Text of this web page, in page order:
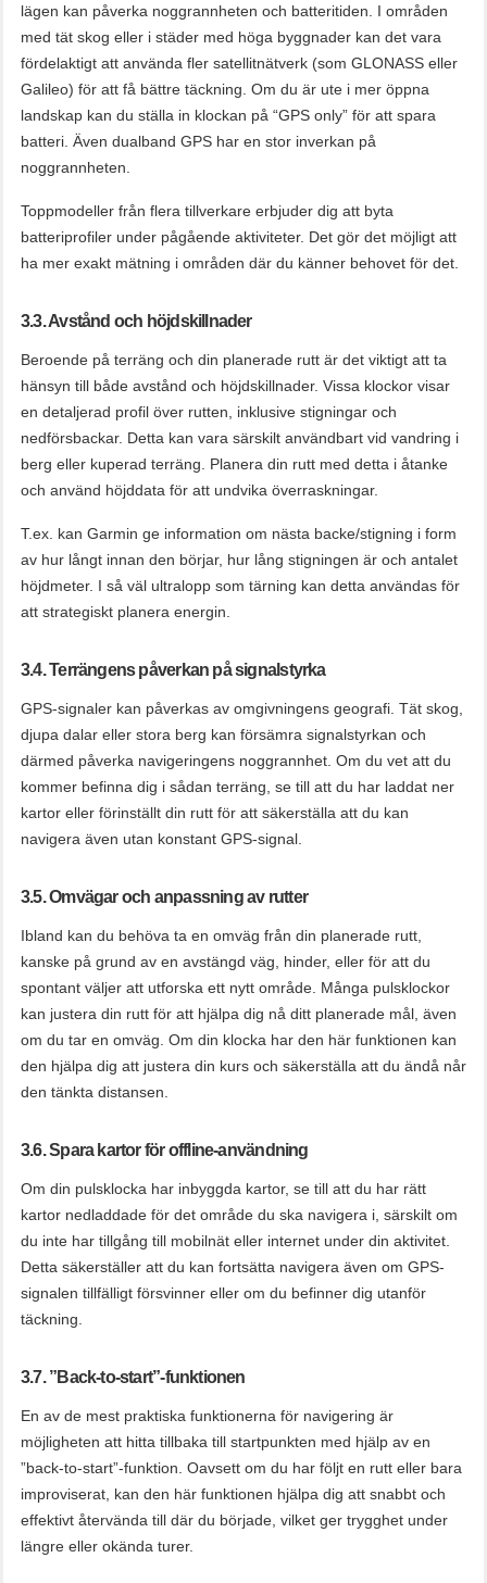
lägen kan påverka noggrannheten och batteritiden. I områden
med tät skog eller i städer med höga byggnader kan det vara
fördelaktigt att använda fler satellitnätverk (som GLONASS eller
Galileo) för att få bättre täckning. Om du är ute i mer öppna
landskap kan du ställa in klockan på “GPS only” för att spara
batteri. Även dualband GPS har en stor inverkan på
noggrannheten.
Toppmodeller från flera tillverkare erbjuder dig att byta
batteriprofiler under pågående aktiviteter. Det gör det möjligt att
ha mer exakt mätning i områden där du känner behovet för det.
3.3. Avstånd och höjdskillnader
Beroende på terräng och din planerade rutt är det viktigt att ta
hänsyn till både avstånd och höjdskillnader. Vissa klockor visar
en detaljerad profil över rutten, inklusive stigningar och
nedförsbackar. Detta kan vara särskilt användbart vid vandring i
berg eller kuperad terräng. Planera din rutt med detta i åtanke
och använd höjddata för att undvika överraskningar.
T.ex. kan Garmin ge information om nästa backe/stigning i form
av hur långt innan den börjar, hur lång stigningen är och antalet
höjdmeter. I så väl ultralopp som tärning kan detta användas för
att strategiskt planera energin.
3.4. Terrängens påverkan på signalstyrka
GPS-signaler kan påverkas av omgivningens geografi. Tät skog,
djupa dalar eller stora berg kan försämra signalstyrkan och
därmed påverka navigeringens noggrannhet. Om du vet att du
kommer befinna dig i sådan terräng, se till att du har laddat ner
kartor eller förinställt din rutt för att säkerställa att du kan
navigera även utan konstant GPS-signal.
3.5. Omvägar och anpassning av rutter
Ibland kan du behöva ta en omväg från din planerade rutt,
kanske på grund av en avstängd väg, hinder, eller för att du
spontant väljer att utforska ett nytt område. Många pulsklockor
kan justera din rutt för att hjälpa dig nå ditt planerade mål, även
om du tar en omväg. Om din klocka har den här funktionen kan
den hjälpa dig att justera din kurs och säkerställa att du ändå når
den tänkta distansen.
3.6. Spara kartor för offline-användning
Om din pulsklocka har inbyggda kartor, se till att du har rätt
kartor nedladdade för det område du ska navigera i, särskilt om
du inte har tillgång till mobilnät eller internet under din aktivitet.
Detta säkerställer att du kan fortsätta navigera även om GPS-
signalen tillfälligt försvinner eller om du befinner dig utanför
täckning.
3.7. ”Back-to-start”-funktionen
En av de mest praktiska funktionerna för navigering är
möjligheten att hitta tillbaka till startpunkten med hjälp av en
”back-to-start”-funktion. Oavsett om du har följt en rutt eller bara
improviserat, kan den här funktionen hjälpa dig att snabbt och
effektivt återvända till där du började, vilket ger trygghet under
längre eller okända turer.